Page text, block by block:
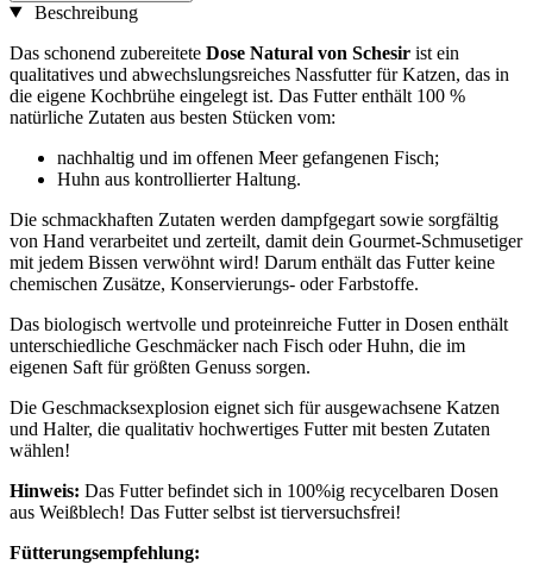
Beschreibung
Das schonend zubereitete Dose Natural von Schesir ist ein
qualitatives und abwechslungsreiches Nassfutter für Katzen, das in
die eigene Kochbrühe eingelegt ist. Das Futter enthält 100 %
natürliche Zutaten aus besten Stücken vom:
nachhaltig und im offenen Meer gefangenen Fisch;
Huhn aus kontrollierter Haltung.
Die schmackhaften Zutaten werden dampfgegart sowie sorgfältig
von Hand verarbeitet und zerteilt, damit dein Gourmet-Schmusetiger
mit jedem Bissen verwöhnt wird! Darum enthält das Futter keine
chemischen Zusätze, Konservierungs- oder Farbstoffe.
Das biologisch wertvolle und proteinreiche Futter in Dosen enthält
unterschiedliche Geschmäcker nach Fisch oder Huhn, die im
eigenen Saft für größten Genuss sorgen.
Die Geschmacksexplosion eignet sich für ausgewachsene Katzen
und Halter, die qualitativ hochwertiges Futter mit besten Zutaten
wählen!
Hinweis: Das Futter befindet sich in 100%ig recycelbaren Dosen
aus Weißblech! Das Futter selbst ist tierversuchsfrei!
Fütterungsempfehlung: